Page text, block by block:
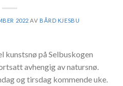
2022 AV BÅRD KJESBU
kunstsnø på Selbuskogen
avhengig av natursnø.
og tirsdag kommende uke.